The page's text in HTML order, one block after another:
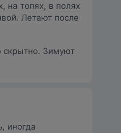
на топях, в полях
Летают после
скрытно. Зимуют
иногда